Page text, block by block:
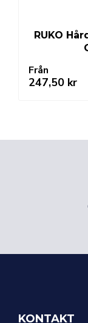
RUKO
Från
247,50 kr
KONTAKT